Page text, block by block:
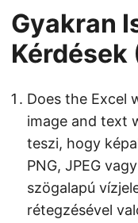
Gyakran
Kérdések
Does the Excel
image and text
teszi, hogy
PNG, JPEG
szögalapú
rétegzésével